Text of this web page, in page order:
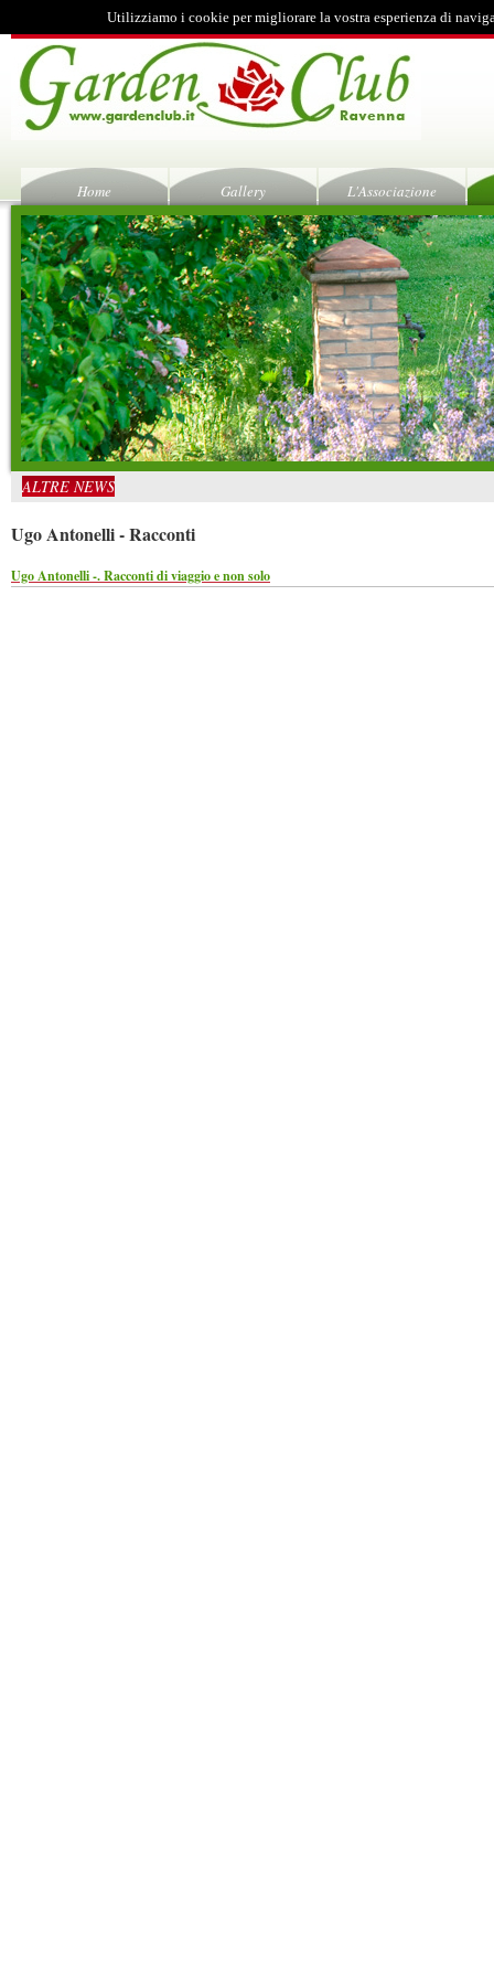
Utilizziamo i cookie per migliorare la vostra esperienza di
Home Gallery L'Associazione
ALTRE NEWS
Ugo Antonelli - Racconti
Ugo Antonelli -. Racconti di viaggio e non solo